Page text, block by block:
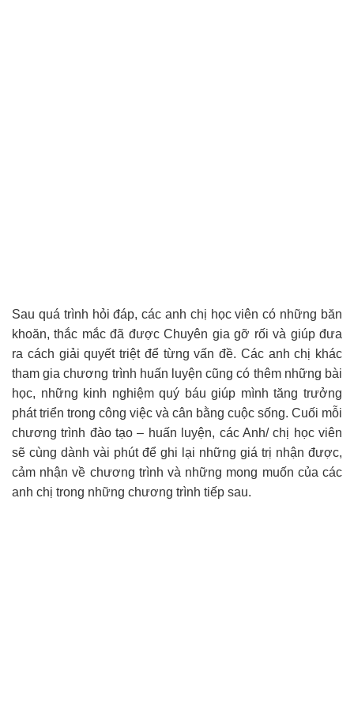
Sau quá trình hỏi đáp, các anh chị học viên có những băn
khoăn, thắc mắc đã được Chuyên gia gỡ rối và giúp đưa
ra cách giải quyết triệt để từng vấn đề. Các anh chị khác
tham gia chương trình huấn luyện cũng có thêm những bài
học, những kinh nghiệm quý báu giúp mình tăng trưởng
phát triển trong công việc và cân bằng cuộc sống. Cuối mỗi
chương trình đào tạo – huấn luyện, các Anh/ chị học viên
sẽ cùng dành vài phút để ghi lại những giá trị nhận được,
cảm nhận về chương trình và những mong muốn của các
anh chị trong những chương trình tiếp sau.